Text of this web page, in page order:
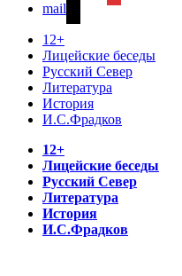
mail
12+
Лицейские беседы
Русский Север
Литература
История
И.С.Фрадков
12+
Лицейские беседы
Русский Север
Литература
История
И.С.Фрадков